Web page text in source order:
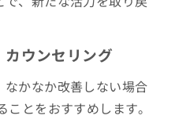
ウンセリング
かなか改善しない場合
とをおすすめします。